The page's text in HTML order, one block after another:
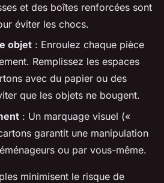
et des boîtes renforcées sont
éviter les chocs.
objet : Enroulez chaque pièce
Remplissez les espaces
avec du papier ou des
que les objets ne bougent.
: Un marquage visuel («
garantit une manipulation
ou par vous-même.
minimisent le risque de